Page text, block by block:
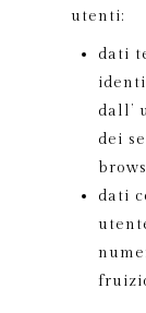
utenti:
dati
dall’
dei
dati